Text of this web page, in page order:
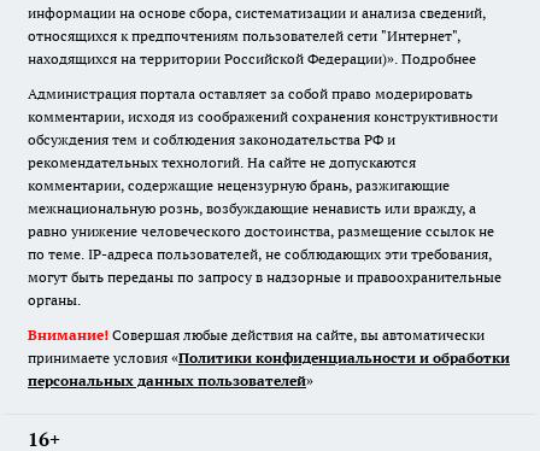
информации на основе сбора, систематизации и анализа сведений,
относящихся к предпочтениям пользователей сети "Интернет",
находящихся на территории Российской Федерации)». Подробнее
Администрация портала оставляет за собой право модерировать
комментарии, исходя из соображений сохранения конструктивности
обсуждения тем и соблюдения законодательства РФ и
рекомендательных технологий. На сайте не допускаются
комментарии, содержащие нецензурную брань, разжигающие
межнациональную рознь, возбуждающие ненависть или вражду, а
равно унижение человеческого достоинства, размещение ссылок не
по теме. IP-адреса пользователей, не соблюдающих эти требования,
могут быть переданы по запросу в надзорные и правоохранительные
органы.
Внимание! Совершая любые действия на сайте, вы автоматически
принимаете условия «Политики конфиденциальности и обработки
персональных данных пользователей»
16+